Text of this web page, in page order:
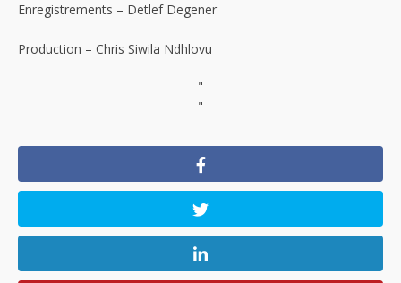
Enregistrements – Detlef Degener
Production – Chris Siwila Ndhlovu
"
"